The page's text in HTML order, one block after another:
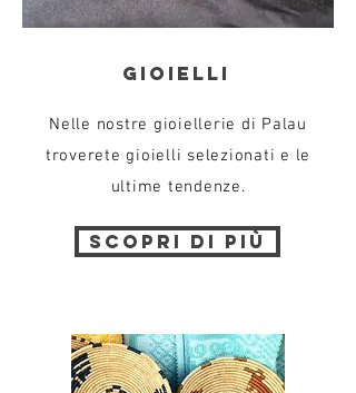
GIOIELLI
Nelle nostre gioiellerie di Palau
troverete gioielli selezionati e le
ultime tendenze.
scopri di più